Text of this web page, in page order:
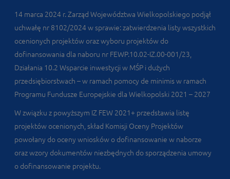
14 marca 2024 r. Zarząd Województwa Wielkopolskiego podjął
uchwałę nr 8102/2024 w sprawie: zatwierdzenia listy wszystkich
ocenionych projektów oraz wyboru projektów do
dofinansowania dla naboru nr FEWP.10.02-IZ.00-001/23,
Działania 10.2 Wsparcie inwestycji w MŚP i dużych
przedsiębiorstwach – w ramach pomocy de minimis w ramach
Programu Fundusze Europejskie dla Wielkopolski 2021 – 2027
W związku z powyższym IZ FEW 2021+ przedstawia listę
projektów ocenionych, skład Komisji Oceny Projektów
powołany do oceny wniosków o dofinansowanie w naborze
oraz wzory dokumentów niezbędnych do sporządzenia umowy
o dofinansowanie projektu.